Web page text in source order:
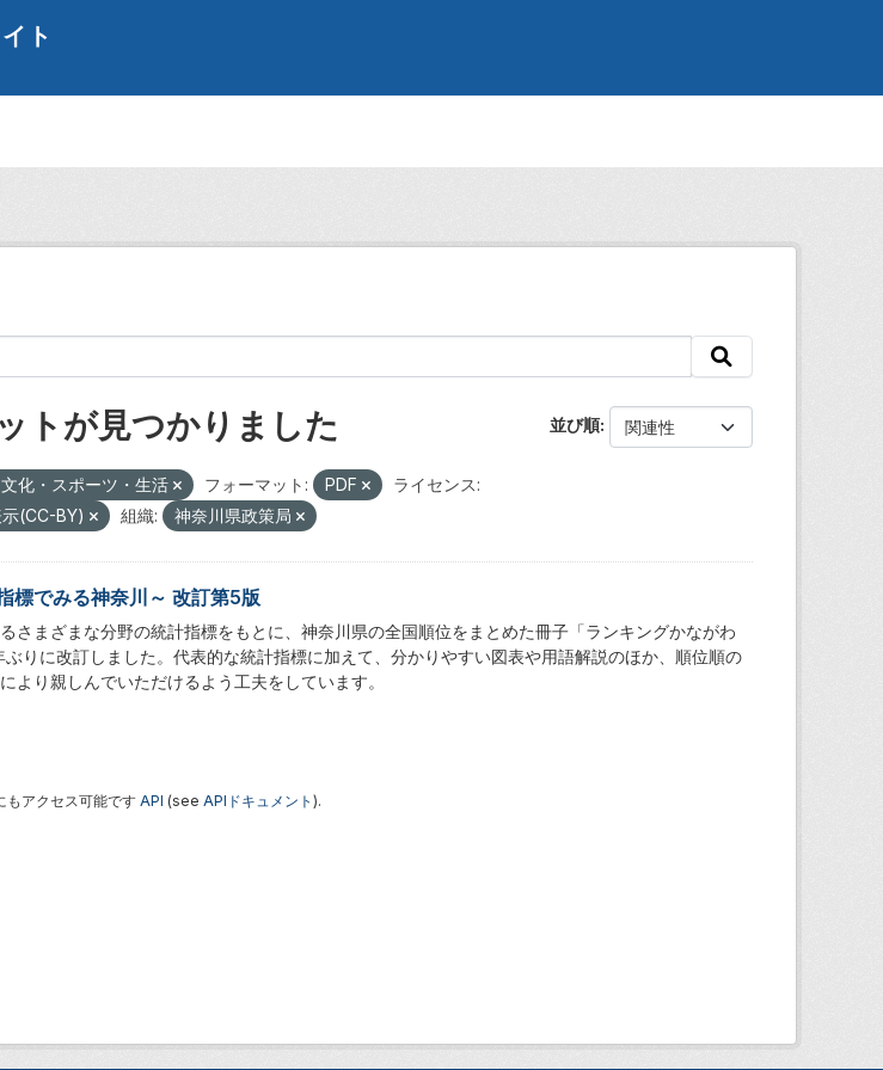
ト
並び順
トが見つかりました
化・スポーツ・生活 フォーマット: PDF
ライセンス:
(CC-BY)
組織: 神奈川県政策局
標でみる神奈川～ 改訂第5版
さまざまな分野の統計指標をもとに、神奈川県の全国順位をまとめた冊子「ランキングかながわ
りに改訂しました。代表的な統計指標に加えて、分かりやすい図表や用語解説のほか、順位順の
より親しんでいただけるよう工夫をしています。
もアクセス可能です API (see APIドキュメント ).